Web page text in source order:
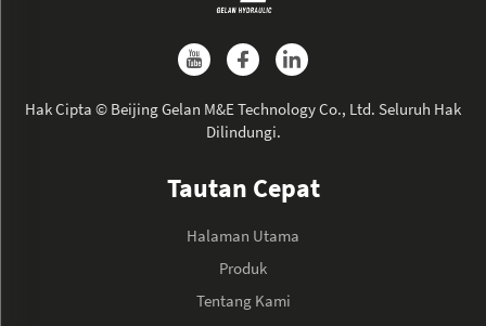
Hak Cipta © Beijing Gelan M&E Technology Co., Ltd. Seluruh Hak
Dilindungi.
Tautan Cepat
Halaman Utama
Produk
Tentang Kami